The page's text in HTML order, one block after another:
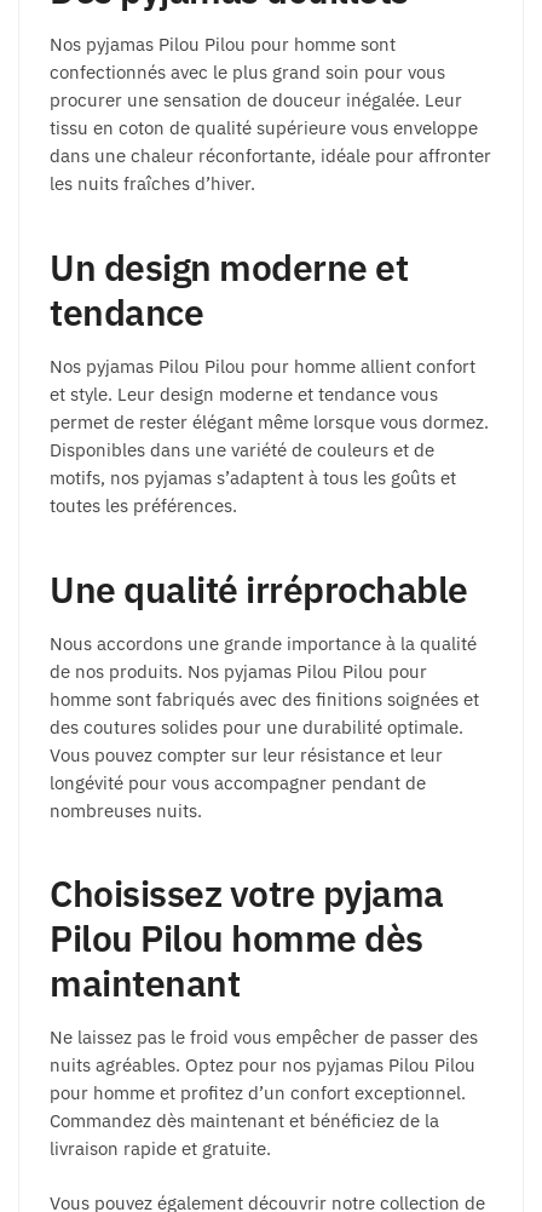
Nos pyjamas Pilou Pilou pour homme sont
confectionnés avec le plus grand soin pour vous
procurer une sensation de douceur inégalée. Leur
tissu en coton de qualité supérieure vous enveloppe
dans une chaleur réconfortante, idéale pour affronter
les nuits fraîches d’hiver.
Un design moderne et
tendance
Nos pyjamas Pilou Pilou pour homme allient confort
et style. Leur design moderne et tendance vous
permet de rester élégant même lorsque vous dormez.
Disponibles dans une variété de couleurs et de
motifs, nos pyjamas s’adaptent à tous les goûts et
toutes les préférences.
Une qualité irréprochable
Nous accordons une grande importance à la qualité
de nos produits. Nos pyjamas Pilou Pilou pour
homme sont fabriqués avec des finitions soignées et
des coutures solides pour une durabilité optimale.
Vous pouvez compter sur leur résistance et leur
longévité pour vous accompagner pendant de
nombreuses nuits.
Choisissez votre pyjama
Pilou Pilou homme dès
maintenant
Ne laissez pas le froid vous empêcher de passer des
nuits agréables. Optez pour nos pyjamas Pilou Pilou
pour homme et profitez d’un confort exceptionnel.
Commandez dès maintenant et bénéficiez de la
livraison rapide et gratuite.
Vous pouvez également découvrir notre collection de